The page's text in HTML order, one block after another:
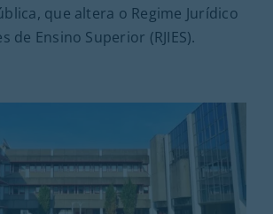
que altera o Regime Jurídico
de Ensino Superior (RJIES).